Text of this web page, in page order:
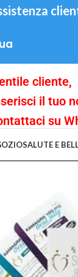
clienti (7
cliente,
il tuo
su
SALUTE E